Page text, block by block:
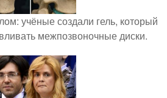
учёные создали гель, который
межпозвоночные диски.